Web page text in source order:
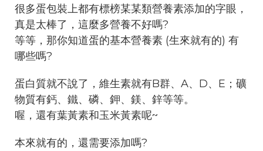
很多蛋包裝上都有標榜某某類營養素添加的字眼，
真是太棒了，這麼多營養不好嗎?
等等，那你知道蛋的基本營養素 (生來就有的) 有
哪些嗎?
蛋白質就不說了，維生素就有B群、A、D、E；礦
物質有鈣、鐵、磷、鉀、鎂、鋅等等。
喔，還有葉黃素和玉米黃素呢~
本來就有的，還需要添加嗎?